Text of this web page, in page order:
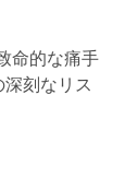
命的な痛手
刻なリス